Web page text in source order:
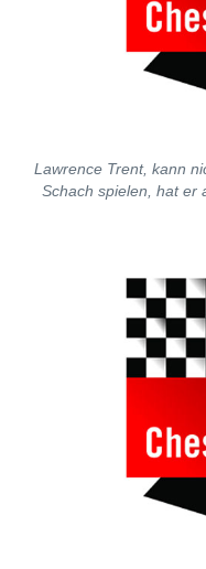
Lawrence Trent, kann
Schach spielen, hat er